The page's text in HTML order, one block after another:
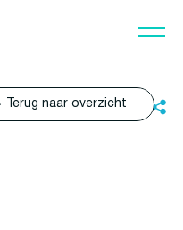
Terug naar overzicht